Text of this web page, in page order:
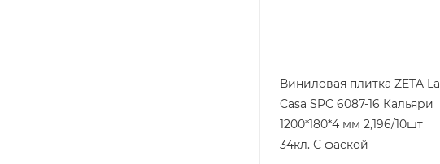
Виниловая плитка ZETA La
Casa SPC 6087-16 Кальяри
1200*180*4 мм 2,196/10шт
34кл. С фаской